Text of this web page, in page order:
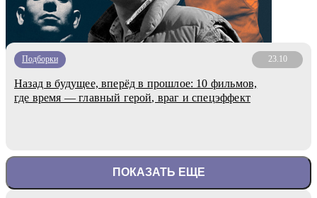
Подборки 23.10
Назад в будущее, вперёд в прошлое: 10 фильмов,
где время — главный герой, враг и спецэффект
ПОКАЗАТЬ ЕЩЕ